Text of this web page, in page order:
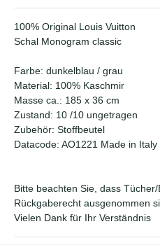
100% Original Louis Vuitton
Schal Monogram classic
Farbe: dunkelblau / grau
Material: 100% Kaschmir
Masse ca.: 185 x 36 cm
Zustand: 10 /10 ungetragen
Zubehör: Stoffbeutel
Datacode: AO1221 Made in Italy
Bitte beachten Sie, dass
Rückgaberecht ausgenommen
Vielen Dank für Ihr Verständnis